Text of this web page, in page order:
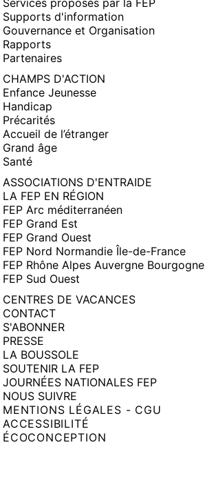
Services proposés par la FEP
Supports d'information
Gouvernance et Organisation
Rapports
Partenaires
CHAMPS D'ACTION
Enfance Jeunesse
Handicap
Précarités
Accueil de l’étranger
Grand âge
Santé
ASSOCIATIONS D'ENTRAIDE
LA FEP EN RÉGION
FEP Arc méditerranéen
FEP Grand Est
FEP Grand Ouest
FEP Nord Normandie Île-de-France
FEP Rhône Alpes Auvergne Bourgogne
FEP Sud Ouest
CENTRES DE VACANCES
CONTACT
S'ABONNER
PRESSE
LA BOUSSOLE
SOUTENIR LA FEP
JOURNÉES NATIONALES FEP
NOUS SUIVRE
MENTIONS LÉGALES - CGU
ACCESSIBILITÉ
ÉCOCONCEPTION